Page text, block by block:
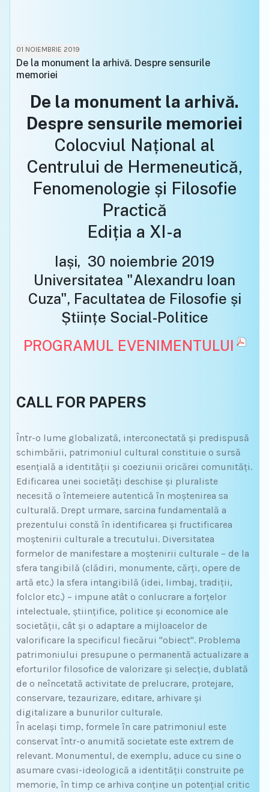
01 NOIEMBRIE 2019
De la monument la arhivă. Despre sensurile
memoriei
De la monument la arhivă.
Despre sensurile memoriei
Colocviul Național al
Centrului de Hermeneutică,
Fenomenologie și Filosofie
Practică
Ediția a XI-a
Iași, 30 noiembrie 2019
Universitatea "Alexandru Ioan
Cuza", Facultatea de Filosofie și
Științe Social-Politice
PROGRAMUL EVENIMENTULUI
CALL FOR PAPERS
Într-o lume globalizată, interconectată și predispusă
schimbării, patrimoniul cultural constituie o sursă
esențială a identității și coeziunii oricărei comunități.
Edificarea unei societăți deschise și pluraliste
necesită o întemeiere autentică în moștenirea sa
culturală. Drept urmare, sarcina fundamentală a
prezentului constă în identificarea și fructificarea
moștenirii culturale a trecutului. Diversitatea
formelor de manifestare a moștenirii culturale – de la
sfera tangibilă (clădiri, monumente, cărți, opere de
artă etc.) la sfera intangibilă (idei, limbaj, tradiții,
folclor etc.) – impune atât o conlucrare a forțelor
intelectuale, științifice, politice și economice ale
societății, cât și o adaptare a mijloacelor de
valorificare la specificul fiecărui "obiect". Problema
patrimoniului presupune o permanentă actualizare a
eforturilor filosofice de valorizare și selecție, dublată
de o neîncetată activitate de prelucrare, protejare,
conservare, tezaurizare, editare, arhivare și
digitalizare a bunurilor culturale.
În același timp, formele în care patrimoniul este
conservat într-o anumită societate este extrem de
relevant. Monumentul, de exemplu, aduce cu sine o
asumare cvasi-ideologică a identității construite pe
memorie, în timp ce arhiva conține un potențial critic